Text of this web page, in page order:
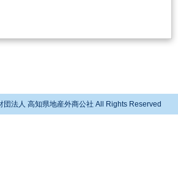
法人 高知県地産外商公社 All Rights Reserved